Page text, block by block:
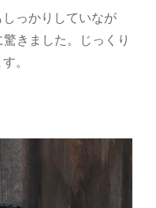
っかりしていなが
きました。じっくり
。